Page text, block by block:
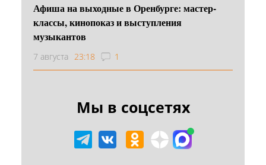
Афиша на выходные в Оренбурге: мастер-
классы, кинопоказ и выступления
музыкантов
7 августа 23:18 1
Мы в соцсетях